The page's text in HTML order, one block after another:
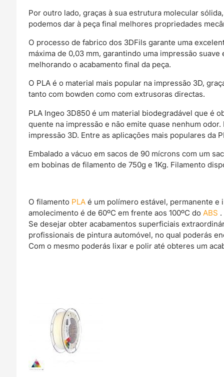
Por outro lado, graças à sua estrutura molecular
podemos dar à peça final melhores propriedades
O processo de fabrico dos 3DFils garante uma
máxima de 0,03 mm, garantindo uma impressão
melhorando o acabamento final da peça.
O PLA é o material mais popular na impressão 3D,
tanto com bowden como com extrusoras directas.
PLA Ingeo 3D850 é um material biodegradável que é
quente na impressão e não emite quase nenhum
impressão 3D. Entre as aplicações mais populares da
Embalado a vácuo em sacos de 90 mícrons com um
em bobinas de filamento de 750g e 1Kg. Filamento
O filamento PLA é um polímero estável, permanente
amolecimento é de 60ºC em frente aos 100ºC doABS .
Se desejar obter acabamentos superficiais
profissionais de pintura automóvel, no qual poderás
Com o mesmo poderás lixar e polir até obteres um